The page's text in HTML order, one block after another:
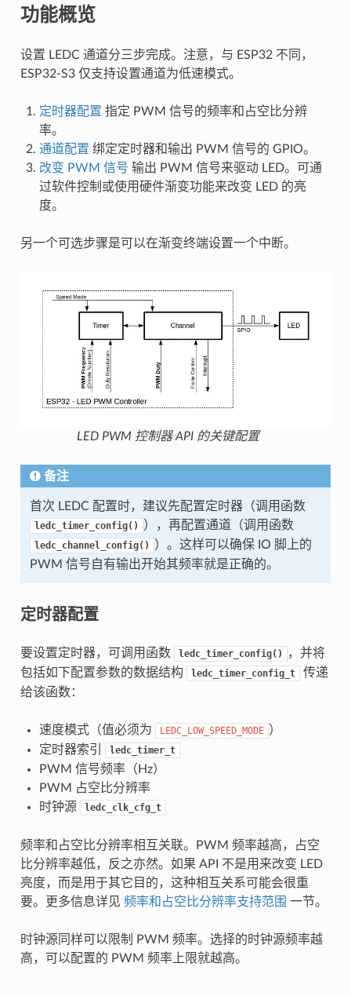
功能概览
设置 LEDC 通道分三步完成。注意，与 ESP32 不同，
ESP32-S3 仅支持设置通道为低速模式。
定时器配置 指定 PWM 信号的频率和占空比分辨
率。
通道配置 绑定定时器和输出 PWM 信号的 GPIO。
改变 PWM 信号 输出 PWM 信号来驱动 LED。可通
过软件控制或使用硬件渐变功能来改变 LED 的亮
度。
另一个可选步骤是可以在渐变终端设置一个中断。
LED PWM 控制器 API 的关键配置
备注
首次 LEDC 配置时，建议先配置定时器（调用函数
ledc_timer_config() ），再配置通道（调用函数
ledc_channel_config()
）。这样可以确保 IO 脚上的
PWM 信号自有输出开始其频率就是正确的。
定时器配置
要设置定时器，可调用函数 ledc_timer_config()
，并将
包括如下配置参数的数据结构
ledc_timer_config_t
传递
给该函数：
速度模式（值必须为 LEDC_LOW_SPEED_MODE ）
定时器索引
ledc_timer_t
PWM 信号频率（Hz）
PWM 占空比分辨率
时钟源
ledc_clk_cfg_t
频率和占空比分辨率相互关联。PWM 频率越高，占空
比分辨率越低，反之亦然。如果 API 不是用来改变 LED
亮度，而是用于其它目的，这种相互关系可能会很重
要。更多信息详见 频率和占空比分辨率支持范围 一节。
时钟源同样可以限制 PWM 频率。选择的时钟源频率越
高，可以配置的 PWM 频率上限就越高。